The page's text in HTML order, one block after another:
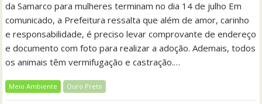
da Samarco para mulheres terminam no dia 14 de julho Em
comunicado, a Prefeitura ressalta que além de amor, carinho
e responsabilidade, é preciso levar comprovante de endereço
e documento com foto para realizar a adoção. Ademais, todos
os animais têm vermifugação e castração.…
Meio Ambiente Ouro Preto